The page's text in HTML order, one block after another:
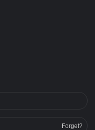
Forget?